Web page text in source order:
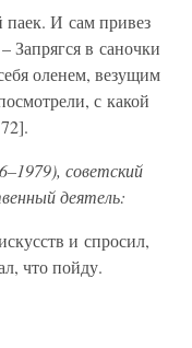
паек. И сам привез
Запрягся в саночки
оленем, везущим
с какой
советский
деятель:
и спросил,
что пойду.